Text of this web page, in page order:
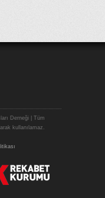
Derneği | Tüm
kullanılamaz.